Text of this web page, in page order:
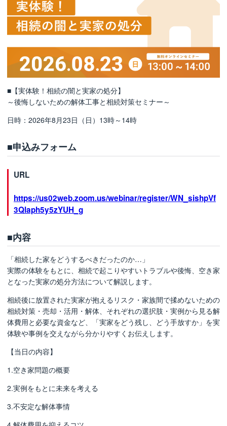
大型物件解体をご希望のお客様
クラッソーネ安心保証パックにつ
いて
地域別の解体業者と相場情報
解体工事の流れ
利用規約
■【実体験！相続の闇と実家の処分】
～後悔しないための解体工事と相続対策セミナー～
日時：2026年8月23日（日）13時～14時
■申込みフォーム
URL
https://us02web.zoom.us/webinar/register/WN_sishpVf
3Qlaph5y5zYUH_g
■内容
「相続した家をどうするべきだったのか…」
実際の体験をもとに、相続で起こりやすいトラブルや後悔、空き家
となった実家の処分方法について解説します。
相続後に放置された実家が抱えるリスク・家族間で揉めないための
相続対策・売却・活用・解体、それぞれの選択肢・実例から見る解
体費用と必要な資金など、「実家をどう残し、どう手放すか」を実
体験や事例を交えながら分かりやすくお伝えします。
【当日の内容】
1.空き家問題の概要
2.実例をもとに未来を考える
3.不安定な解体事情